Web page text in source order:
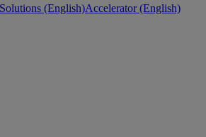
(English)Accelerator (English)